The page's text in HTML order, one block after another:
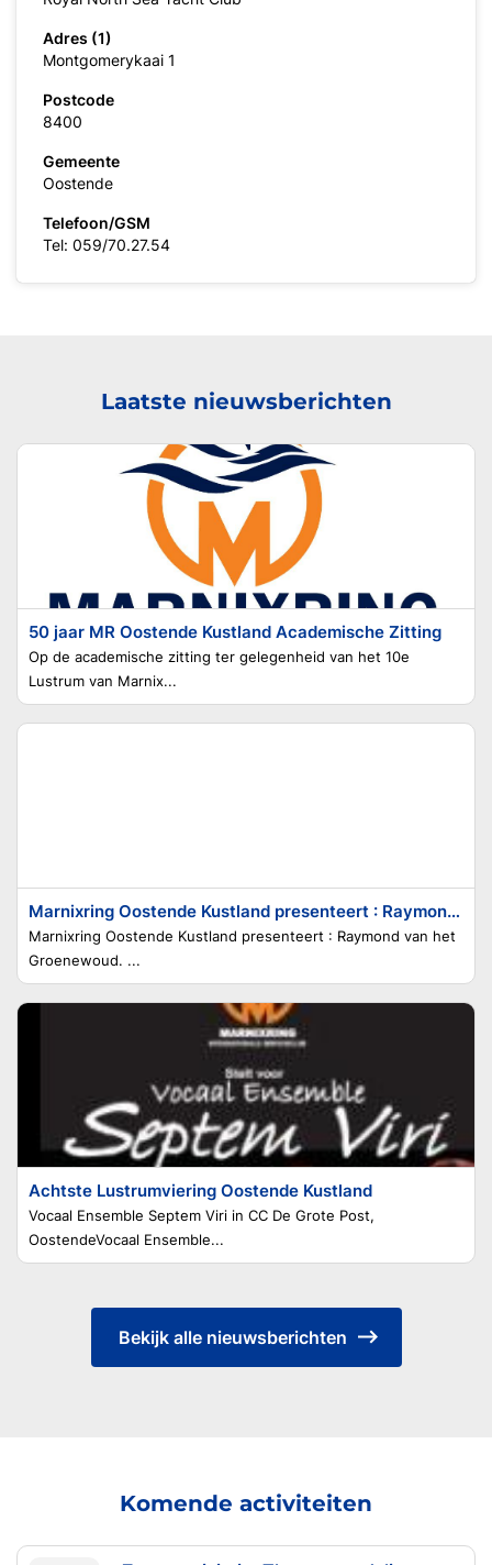
Adres (1)
Montgomerykaai 1
Postcode
8400
Gemeente
Oostende
Telefoon/GSM
Tel: 059/70.27.54
Laatste nieuwsberichten
50 jaar MR Oostende Kustland Academische Zitting
Op de academische zitting ter gelegenheid van het 10e
Lustrum van Marnix...
Marnixring Oostende Kustland presenteert : Raymond van het Groenewoud
Marnixring Oostende Kustland presenteert : Raymond van het
Groenewoud. ...
Achtste Lustrumviering Oostende Kustland
Vocaal Ensemble Septem Viri in CC De Grote Post,
OostendeVocaal Ensemble...
Bekijk alle nieuwsberichten
Komende activiteiten